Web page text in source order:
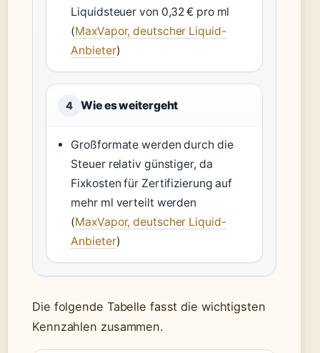
Liquidsteuer von 0,32 € pro ml
(MaxVapor, deutscher Liquid-
Anbieter)
4 Wie es weitergeht
Großformate werden durch die
Steuer relativ günstiger, da
Fixkosten für Zertifizierung auf
mehr ml verteilt werden
(MaxVapor, deutscher Liquid-
Anbieter)
Die folgende Tabelle fasst die wichtigsten
Kennzahlen zusammen.